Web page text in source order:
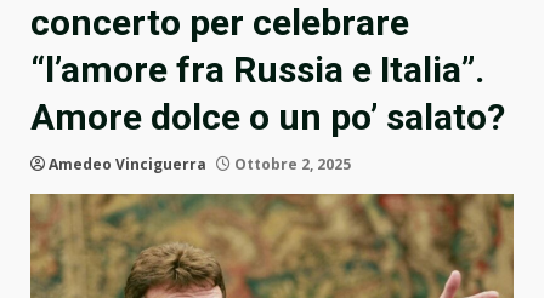
concerto per celebrare
“l’amore fra Russia e Italia”.
Amore dolce o un po’ salato?
Amedeo Vinciguerra Ottobre 2, 2025